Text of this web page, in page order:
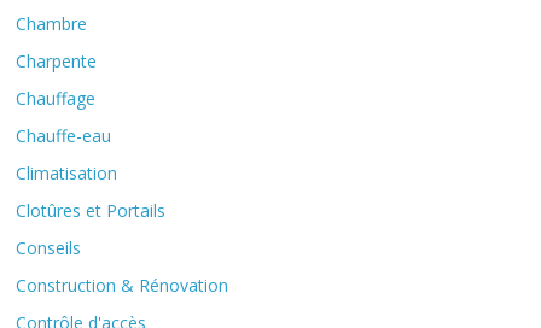
Chambre
Charpente
Chauffage
Chauffe-eau
Climatisation
Clotûres et Portails
Conseils
Construction & Rénovation
Contrôle d'accès